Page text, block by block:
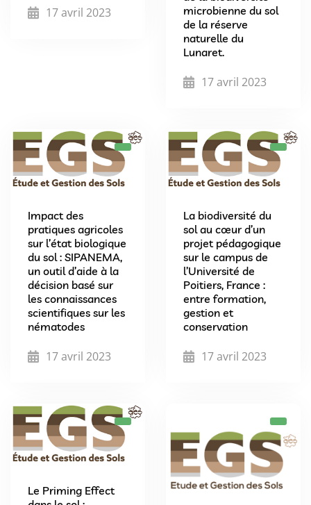
17 avril 2023
microbienne du sol
de la réserve
naturelle du
Lunaret.
17 avril 2023
Impact des
pratiques agricoles
sur l’état biologique
du sol : SIPANEMA,
un outil d’aide à la
décision basé sur
les connaissances
scientifiques sur les
nématodes
17 avril 2023
La biodiversité du
sol au cœur d’un
projet pédagogique
sur le campus de
l’Université de
Poitiers, France :
entre formation,
gestion et
conservation
17 avril 2023
Le Priming Effect